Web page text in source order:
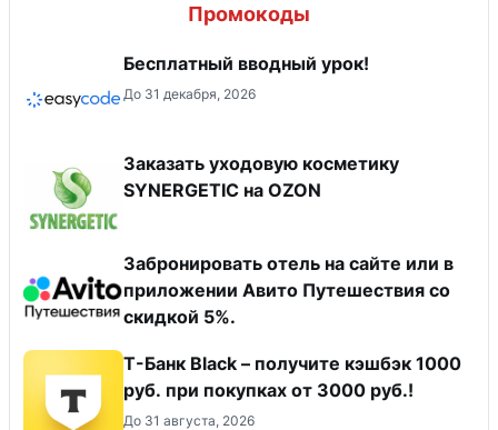
Промокоды
Бесплатный вводный урок!
До 31 декабря, 2026
Заказать уходовую косметику
SYNERGETIC на OZON
Забронировать отель на сайте или в
приложении Авито Путешествия со
скидкой 5%.
Т-Банк Black – получите кэшбэк 1000
руб. при покупках от 3000 руб.!
До 31 августа, 2026